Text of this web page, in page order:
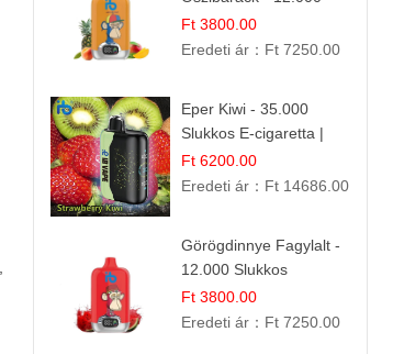
Slukkos eldobható e-
Cigaretta
Ft 3800.00
Eredeti ár： Ft 7250.00
Eper Kiwi - 35.000
Slukkos E-cigaretta |
IBVape Bar Friss
Gyümölcs Ízek
Ft 6200.00
Eredeti ár： Ft 14686.00
Görögdinnye Fagylalt -
12.000 Slukkos
eldobható e-Cigaretta
Ft 3800.00
Eredeti ár： Ft 7250.00